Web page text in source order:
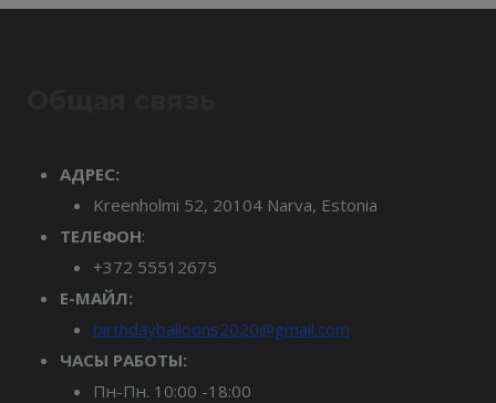
АДРЕС:
Kreenholmi 52, 20104 Narva, Estonia
ТЕЛЕФОН:
+372 55512675
Е-МАЙЛ:
birthdayballoons2020@gmail.com
ЧАСЫ РАБОТЫ:
Пн-Пн. 10:00 -18:00